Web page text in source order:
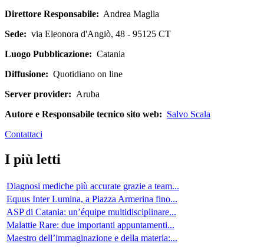
Direttore Responsabile: Andrea Maglia
Sede: via Eleonora d'Angiò, 48 - 95125 CT
Luogo Pubblicazione: Catania
Diffusione: Quotidiano on line
Server provider: Aruba
Autore e Responsabile tecnico sito web: Salvo Scala
Contattaci
I più letti
Diagnosi mediche più accurate grazie a team...
Equus Inter Lumina, a Piazza Armerina fino...
ASP di Catania: un’équipe multidisciplinare...
Malattie Rare: due importanti appuntamenti...
Maestro dell’immaginazione e della materia:...